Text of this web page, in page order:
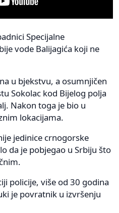
Specijalne
vode Balijagića koji ne
u bjekstvu, a osumnjičen
Sokolac kod Bijelog polja
Nakon toga je bio u
lokacijama.
jedinice crnogorske
da je pobjegao u Srbiju što
policije, više od 30 godina
je povratnik u izvršenju